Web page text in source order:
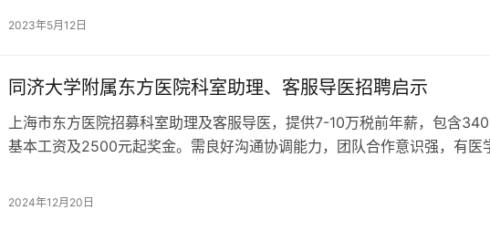
2023年5月12日
同济大学附属东方医院科室助理、客服导医招聘启示
上海市东方医院招募科室助理及客服导医，提供7-10万税前年薪，包含
基本工资及2500元起奖金。需良好沟通协调能力，团队合作意识强，有医
者请访问上海市东方医院官网人才招聘专区。
2024年12月20日